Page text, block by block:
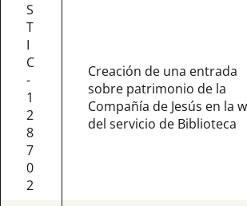
S
T
I
C
-
1
2
8
7
0
2
Creación de una entrada
sobre patrimonio de la
Compañía de Jesús en la
del servicio de Biblioteca